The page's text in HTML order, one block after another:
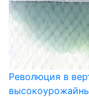
Революция в